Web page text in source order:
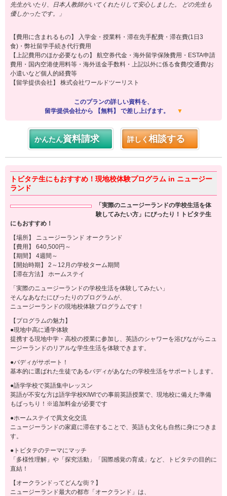
先生がいたり、日本人教師がいてくれたりして安心しました。 どの先生も
優しかったです。」
【費用に含まれるもの】 入学金・授業料・滞在先手配費・滞在費(1日3
食)・弊社留学手続き代行費用
【上記費用のほか必要なもの】 航空券代金・海外留学保険費用・ESTA申請
費用・国内空港使用料等・海外送金手数料・上記以外に係る食費/交通費/お
小遣いなど個人的経費等
【留学提供会社】 株式会社ワールドツーリスト
このプランの詳しい資料を、
留学提供会社から 【無料】 で差し上げます。
▼
かんたん資料請求 詳しく相談する
トビタテ生にもおすすめ！現地校体験プログラム in ニュージー
ランド
「実際のニュージーランドの学校生活を体
験してみたい方」にぴったり！トビタテ生
にもおすすめ！
【場所】 ニュージーランド オークランド
【費用】 640,500円～
【期間】 4週間～
【開始時期】 2～12月の学校ターム期間
【滞在方法】 ホームステイ
「実際のニュージーランドの学校生活を体験してみたい」
そんなあなたにぴったりのプログラムが、
ニュージーランドの現地校体験プログラムです！
【プログラムの魅力】
●現地中高に通学体験
提携する現地中学・高校の授業に参加し、英語のシャワーを浴びながらニュ
ージーランドのリアルな学生生活を体験できます。
●バディがサポート！
基本的に選ばれた生徒であるバディがあなたの学校生活をサポートします。
●語学学校で英語集中レッスン
英語が不安な方は語学学校KIWIでの事前英語授業で、現地校に備えた準備
もばっちり！※追加料金が必要です
●ホームステイで異文化交流
ニュージーランドの家庭に滞在することで、英語も文化も自然に身につきま
す。
●トビタテのテーマにマッチ
「多様性理解」や「探究活動」「国際感覚の育成」など、トビタテの目的に
直結！
【オークランドってどんな街？】
ニュージーランド最大の都市「オークランド」は、